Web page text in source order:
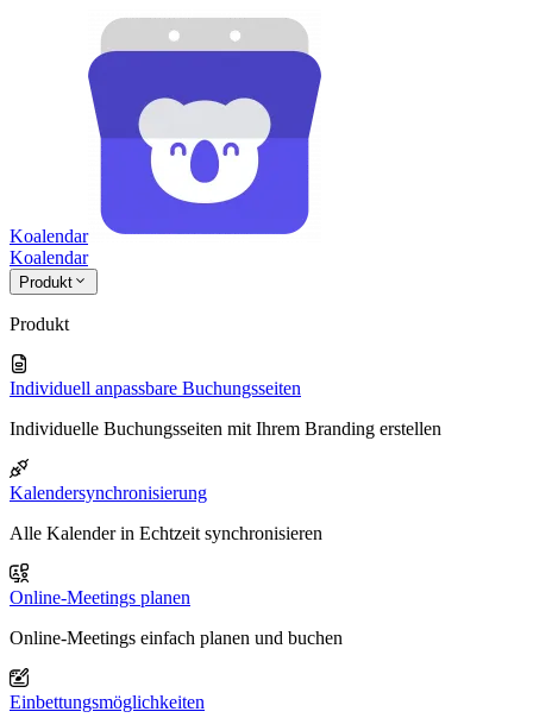
Koalendar
Koalendar
Produkt
Produkt
Individuell anpassbare Buchungsseiten
Individuelle Buchungsseiten mit Ihrem Branding erstellen
Kalendersynchronisierung
Alle Kalender in Echtzeit synchronisieren
Online-Meetings planen
Online-Meetings einfach planen und buchen
Einbettungsmöglichkeiten